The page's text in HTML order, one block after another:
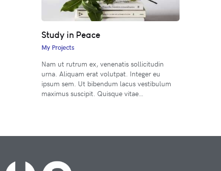
Study in Peace
My Projects
Nam ut rutrum ex, venenatis sollicitudin
urna. Aliquam erat volutpat. Integer eu
ipsum sem. Ut bibendum lacus vestibulum
maximus suscipit. Quisque vitae…